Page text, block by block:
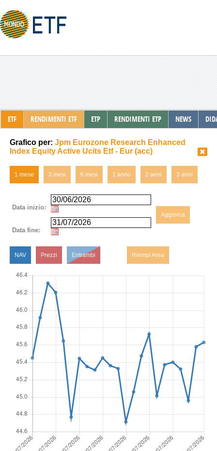
ETF RENDIMENTI ETF ETP RENDIMENTI ETP NEWS
Grafico per: Jpm Eurozone Research Enhanced
Index Equity Active Ucits Etf - Eur (acc)
1 mese 3 mesi 6 mesi 1 anno 2 anni 3 anni
Data inizio:
Aggiorna
Data fine:
NAV Prezzi Entrambi Riempi Area